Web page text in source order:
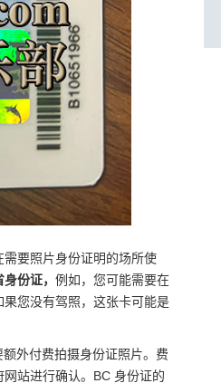
需要照片身份证明的场所使
份证， 例如，您可能需要在
您没有驾照，这张卡可能是
外付费拍摄身份证照片。费
站进行确认。BC 身份证的